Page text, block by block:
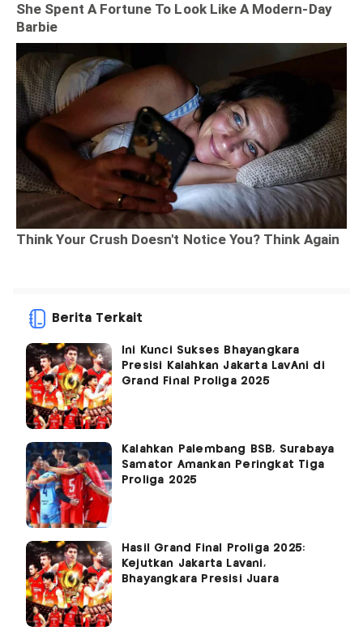
Berita Terkait
Ini Kunci Sukses Bhayangkara
Presisi Kalahkan Jakarta LavAni di
Grand Final Proliga 2025
Kalahkan Palembang BSB, Surabaya
Samator Amankan Peringkat Tiga
Proliga 2025
Hasil Grand Final Proliga 2025:
Kejutkan Jakarta Lavani,
Bhayangkara Presisi Juara